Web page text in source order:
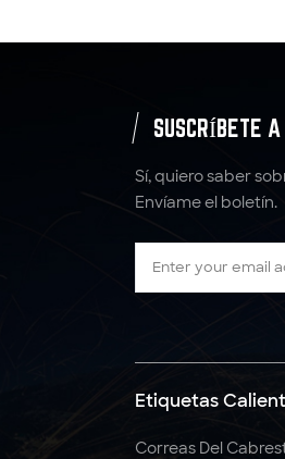
de
de
5:1 6: 1
SUSCRÍBETE A
Sí, quiero saber
Envíame el boletín.
Etiquetas
Correas Del